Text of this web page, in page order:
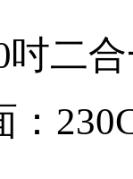
吋二
：